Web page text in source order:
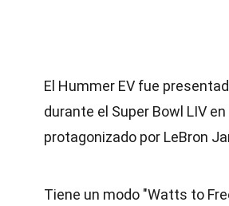
El Hummer EV fue
durante el Super Bowl LIV
protagonizado por LeBron
Tiene un modo "Watts to